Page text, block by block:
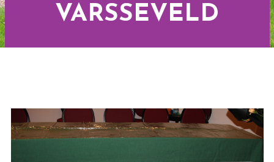
VARSSEVELD